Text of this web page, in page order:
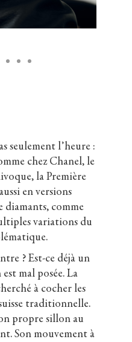
seulement l’heure :
chez Chanel, le
la Première
en versions
diamants, comme
variations du
? Est-ce déjà un
mal posée. La
à cocher les
traditionnelle.
propre sillon au
Son mouvement à